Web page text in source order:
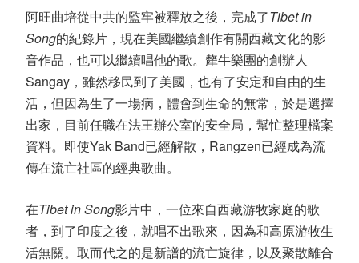
阿旺曲培從中共的監牢被釋放之後，完成了Tibet in
Song的紀錄片，現在美國繼續創作有關西藏文化的影
音作品，也可以繼續唱他的歌。犛牛樂團的創辦人
Sangay，雖然移民到了美國，也有了安定和自由的生
活，但因為生了一場病，體會到生命的無常，於是選擇
出家，目前任職在法王辦公室的安全局，幫忙整理檔案
資料。即使Yak Band已經解散，Rangzen已經成為流
傳在流亡社區的經典歌曲。
在Tibet in Song影片中，一位來自西藏游牧家庭的歌
者，到了印度之後，就唱不出歌來，因為和高原游牧生
活無關。取而代之的是新譜的流亡旋律，以及聚散離合